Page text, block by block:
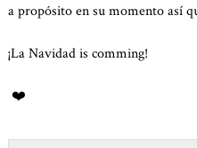
a propósito en su momento así
¡La Navidad is comming!
❤️